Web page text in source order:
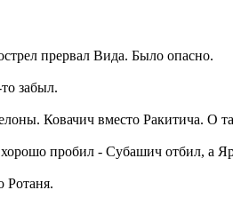
прервал Вида. Было опасно.
забыл.
Ковачич вместо Ракитича. О
пробил - Субашич отбил, а
Ротаня.